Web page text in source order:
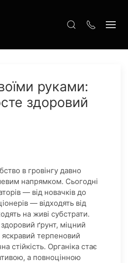
руками:
здоровий
в гровінгу давно
напрямком. Сьогодні
— від новачків до
— відходять від
на живі субстрати.
ґрунт, міцний
яскравий терпеновий
стійкість. Органіка стає
а повноцінною